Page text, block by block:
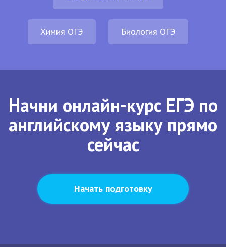
Химия ОГЭ Биология ОГЭ
Начни онлайн-курс ЕГЭ по
английскому языку прямо
сейчас
Начать подготовку